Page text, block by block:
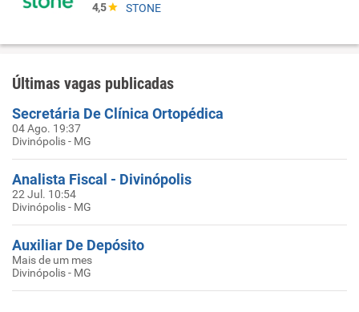
4,5 STONE
Últimas vagas publicadas
Secretária De Clínica Ortopédica
04 Ago. 19:37
Divinópolis - MG
Analista Fiscal - Divinópolis
22 Jul. 10:54
Divinópolis - MG
Auxiliar De Depósito
Mais de um mes
Divinópolis - MG